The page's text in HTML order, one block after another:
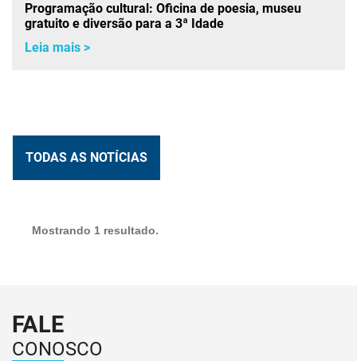
Programação cultural: Oficina de poesia, museu
gratuito e diversão para a 3ª Idade
Leia mais >
TODAS AS NOTÍCIAS
Mostrando 1 resultado.
FALE
CONOSCO